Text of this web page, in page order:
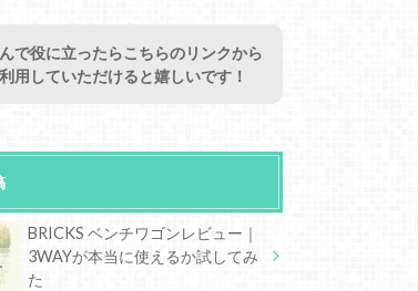
で役に立ったらこちらのリンクから
用していただけると嬉しいです！
BRICKS ベンチワゴンレビュー｜
3WAYが本当に使えるか試してみ
た